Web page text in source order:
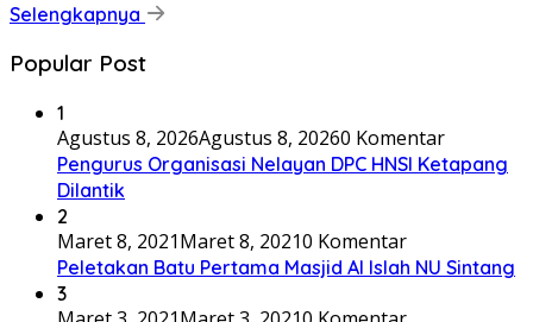
Selengkapnya
Popular Post
1
Agustus 8, 2026Agustus 8, 20260 Komentar
Pengurus Organisasi Nelayan DPC HNSI Ketapang
Dilantik
2
Maret 8, 2021Maret 8, 20210 Komentar
Peletakan Batu Pertama Masjid Al Islah NU Sintang
3